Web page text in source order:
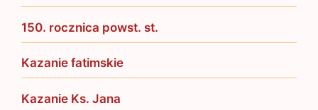
150. rocznica powst. st.
Kazanie fatimskie
Kazanie Ks. Jana